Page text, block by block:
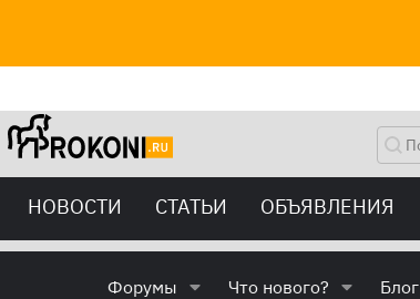
НОВОСТИ СТАТЬИ ОБЪЯВЛЕНИЯ
Форумы Что нового? Блог